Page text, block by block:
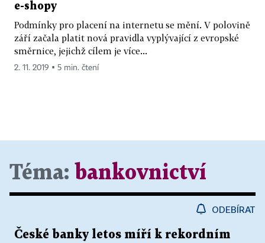
e-shopy
Podmínky pro placení na internetu se mění. V polovině
září začala platit nová pravidla vyplývající z evropské
směrnice, jejichž cílem je více...
2. 11. 2019 ▪ 5 min. čtení
Téma: bankovnictví
ODEBÍRAT
České banky letos míří k rekordním